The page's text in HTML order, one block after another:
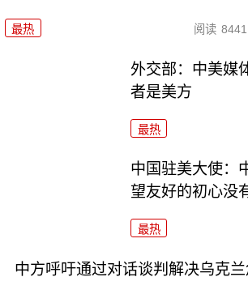
最热 阅读 8441
外交部：中美媒
者是美方
最热
中国驻美大使：
望友好的初心没
最热
中方呼吁通过对话谈判解决乌克